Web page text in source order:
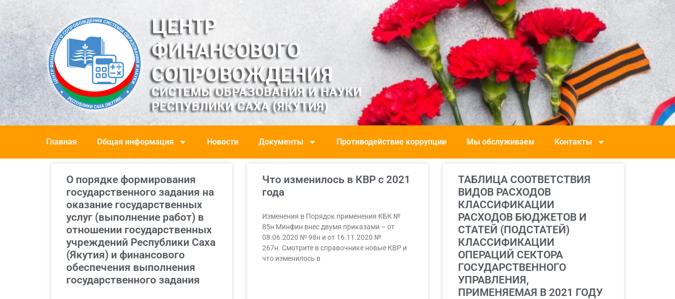
Главная Общая информация Новости Документы Противодействие коррупции Мы обслуживаем Контакты
О порядке формирования
государственного задания на
оказание государственных
услуг (выполнение работ) в
отношении государственных
учреждений Республики Саха
(Якутия) и финансового
обеспечения выполнения
государственного задания
Что изменилось в КВР с 2021
года
Изменения в Порядок применения КБК №
85н Минфин внес двумя приказами – ​​​​от
08.06.2020 № 98н и от 16.11.2020 №
267н. Смотрите в справочнике новые КВР и
что изменилось в
ТАБЛИЦА СООТВЕТСТВИЯ
ВИДОВ РАСХОДОВ
КЛАССИФИКАЦИИ
РАСХОДОВ БЮДЖЕТОВ И
СТАТЕЙ (ПОДСТАТЕЙ)
КЛАССИФИКАЦИИ
ОПЕРАЦИЙ СЕКТОРА
ГОСУДАРСТВЕННОГО
УПРАВЛЕНИЯ,
ПРИМЕНЯЕМАЯ В 2021 ГОДУ